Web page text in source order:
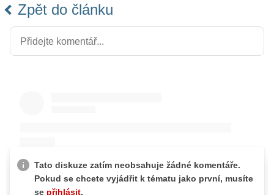
Zpět do článku